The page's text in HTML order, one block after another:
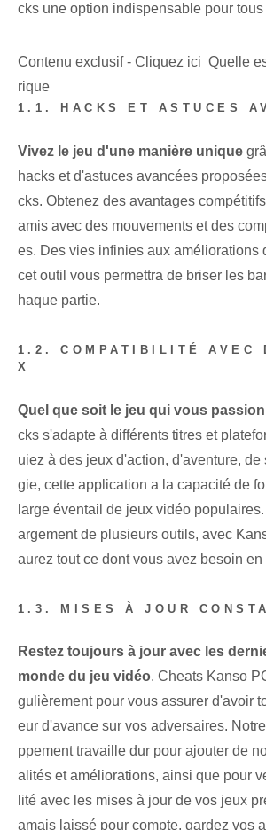
cks une option indispensable pour
Contenu exclusif - Cliquez ici Quelle
rique
1.1. HACKS ET ASTUCES
Vivez le jeu d'une manière unique
hacks et d'astuces avancées
cks. Obtenez des avantages
amis avec des mouvements et des
es. Des vies infinies⁤ aux améliorations
cet⁢ outil vous permettra de briser les
haque partie.
1.2. COMPATIBILITÉ AVEC
X
Quel que soit le jeu qui vous
cks s'adapte à différents titres et
uiez à des jeux d'action, d'aventure, de
gie, cette application a la capacité de
large éventail de jeux vidéo
argement de plusieurs outils, avec
aurez tout ce dont vous avez besoin
1.3. MISES À JOUR
Restez toujours à jour avec les
monde du jeu vidéo. Cheats⁤ Kanso
gulièrement pour vous assurer d'avoir
eur d'avance sur vos adversaires.
ppement travaille dur pour ajouter de
alités et améliorations, ainsi que pour
lité avec les mises à jour de vos jeux
amais laissé pour compte, gardez vos